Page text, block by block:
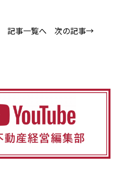
記事一覧へ 次の記事→